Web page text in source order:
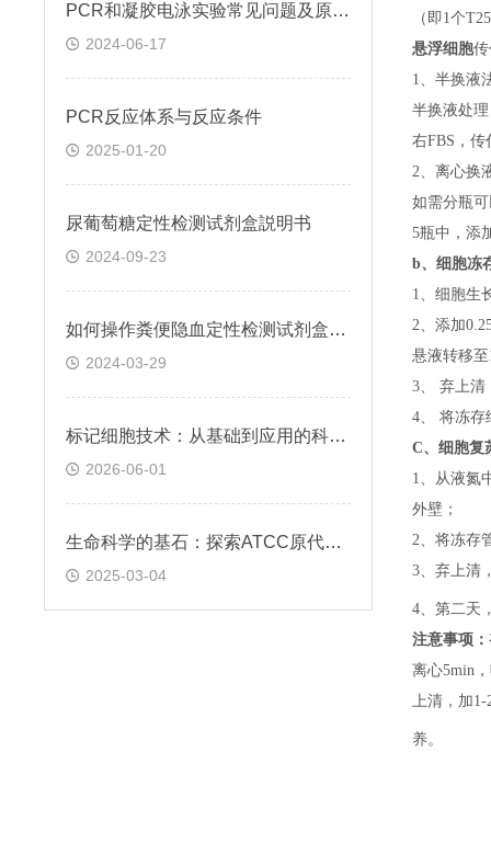
PCR和凝胶电泳实验常见问题及原因分析
2024-06-17
​PCR反应体系与反应条件
2025-01-20
尿葡萄糖定性检测试剂盒説明书
2024-09-23
如何操作粪便隐血定性检测试剂盒(邻联甲苯胺法)
2024-03-29
标记细胞技术：从基础到应用的科学探索
2026-06-01
生命科学的基石：探索ATCC原代细胞的魅力
2025-03-04
（即1个
悬浮细胞
1、半换液
半换液处
右FBS，
2、离心换
如需分瓶
5瓶中，添
b、 细胞冻
1、细胞生
2、添加
悬液转移
3、 弃上清
4、 将冻存
C、 细胞复
1、 从液氮
外壁；
2、 将冻存
3、 弃上清
4、 第二天
注意事项：
离心5min，
上清，加1-
养。